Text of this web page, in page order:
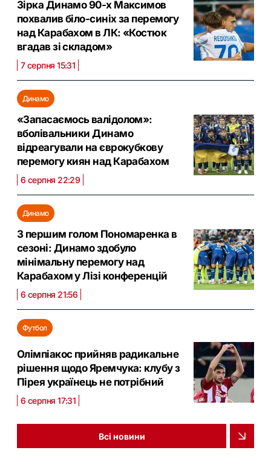
Зірка Динамо 90-х Максимов
похвалив біло-синіх за перемогу
над Карабахом в ЛК: «Костюк
вгадав зі складом»
7 серпня 15:31
Динамо
«Запасаємось валідолом»:
вболівальники Динамо
відреагували на єврокубкову
перемогу киян над Карабахом
6 серпня 22:29
Динамо
З першим голом Пономаренка в
сезоні: Динамо здобуло
мінімальну перемогу над
Карабахом у Лізі конференцій
6 серпня 21:56
Футбол
Олімпіакос прийняв радикальне
рішення щодо Яремчука: клубу з
Пірея українець не потрібний
6 серпня 17:31
Всі новини